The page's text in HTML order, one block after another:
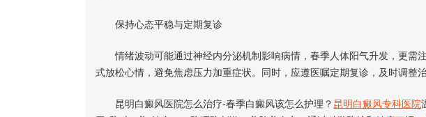
保持心态平稳与定期复诊
情绪波动可能通过神经内分泌机制影响病情，春季人体阳气升发，更需
式放松心情，避免焦虑压力加重症状。同时，应遵医嘱定期复诊，及时调整
昆明白癜风医院怎么治疗-春季白癜风该怎么护理？ 昆明白癜风专科医院